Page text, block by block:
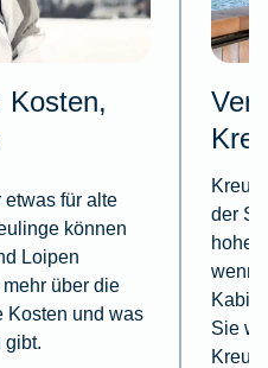
Kosten,
für alte
können
Loipen
über die
Kosten und was
der
hoher
wenn
Sie